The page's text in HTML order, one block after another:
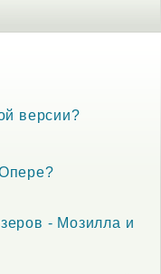
версии?
- Мозилла и